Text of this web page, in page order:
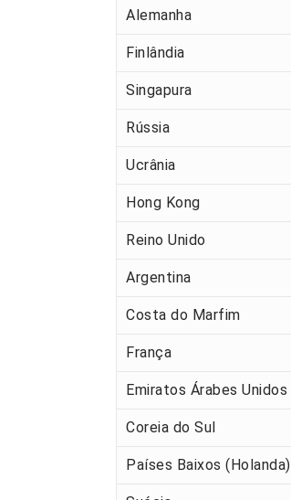
Alemanha
Finlândia
Singapura
Rússia
Ucrânia
Hong Kong
Reino Unido
Argentina
Costa do Marfim
França
Emiratos Árabes Unidos
Coreia do Sul
Países Baixos (Holanda)